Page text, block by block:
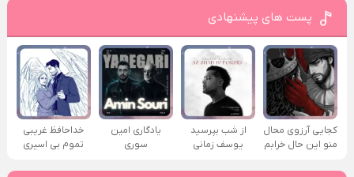
پست های پیشنهادی
کجایی آرزوی محال
منو این حال خرابم
از شب بپرسید
یوسف زمانی
یادگاری امین
سوری
خداحافظ غریبی
تموم بی اسیری